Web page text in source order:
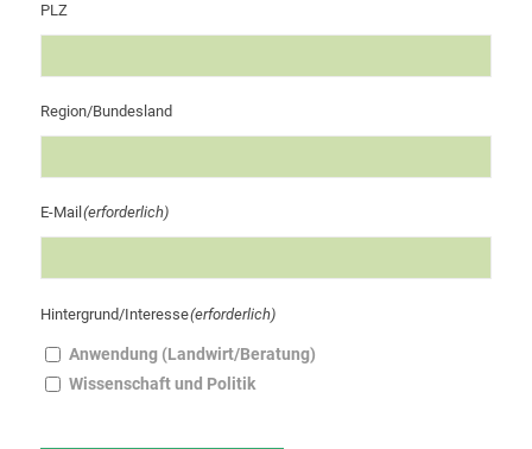
PLZ
Region/Bundesland
E-Mail (erforderlich)
Hintergrund/Interesse(erforderlich)
Anwendung (Landwirt/Beratung)
Wissenschaft und Politik